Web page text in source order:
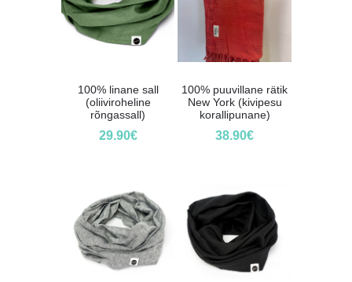
100% linane sall
(oliiviroheline
rõngassall)
29.90€
100% puuvillane rätik
New York (kivipesu
korallipunane)
38.90€